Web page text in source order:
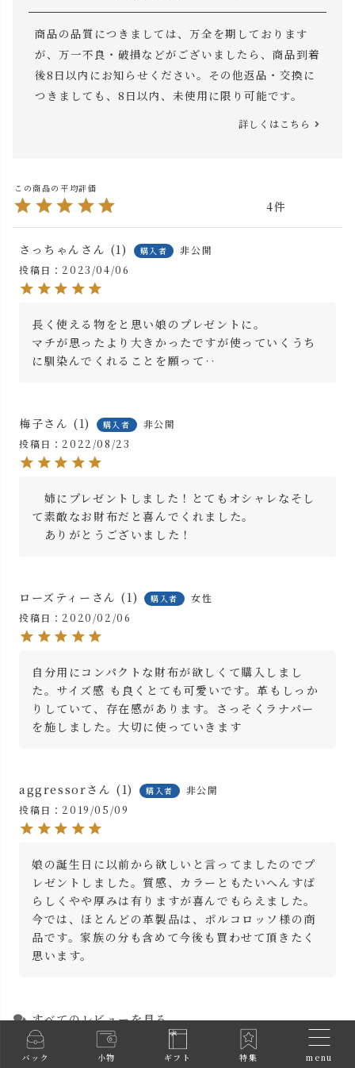
バック 小物 ギフト 特集 menu
商品の品質につきましては、万全を期しております
が、万一不良・破損などがございましたら、商品到着
後8日以内にお知らせください。その他返品・交換に
つきましても、8日以内、未使用に限り可能です。
詳しくはこちら
4
さっちゃん 1 購入者
非公開
投稿日
2023/04/06
長く使える物をと思い娘のプレゼントに。
マチが思ったより大きかったですが使っていくうち
に馴染んでくれることを願って‥
梅子 1 購入者
非公開
投稿日
2022/08/23
姉にプレゼントしました！とてもオシャレなそし
て素敵なお財布だと喜んでくれました。
ありがとうございました！
ローズティー 1 購入者
女性
投稿日
2020/02/06
自分用にコンパクトな財布が欲しくて購入しまし
た。サイズ感 も良くとても可愛いです。革もしっか
りしていて、存在感があります。さっそくラナパー
aggressor 1 購入者
非公開
投稿日
2019/05/09
娘の誕生日に以前から欲しいと言ってましたのでプ
レゼントしました。質感、カラーともたいへんすば
らしくやや厚みは有りますが喜んでもらえました。
今では、ほとんどの革製品は、ポルコロッソ様の商
品です。家族の分も含めて今後も買わせて頂きたく
思います。
すべてのレビューを見る
レビューを書く